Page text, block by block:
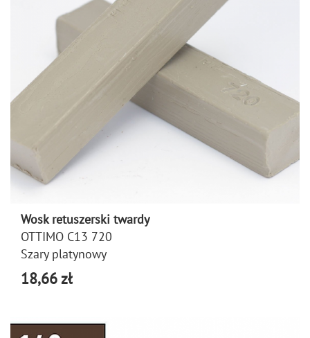
Wosk retuszerski twardy
OTTIMO C13 720
Szary platynowy
18,66 zł